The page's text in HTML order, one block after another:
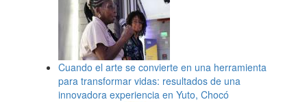
Cuando el arte se convierte en una herramienta
para transformar vidas: resultados de una
innovadora experiencia en Yuto, Chocó